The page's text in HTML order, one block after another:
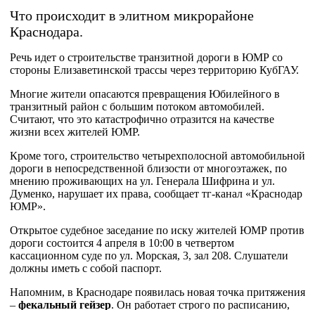
Что происходит в элитном микрорайоне
Краснодара.
Речь идет о строительстве транзитной дороги в ЮМР со
стороны Елизаветинской трассы через территорию КубГАУ.
Многие жители опасаются превращения Юбилейного в
транзитный район с большим потоком автомобилей.
Считают, что это катастрофично отразится на качестве
жизни всех жителей ЮМР.
Кроме того, строительство четырехполосной автомобильной
дороги в непосредственной близости от многоэтажек, по
мнению проживающих на ул. Генерала Шифрина и ул.
Думенко, нарушает их права, сообщает тг-канал «Краснодар
ЮМР».
Открытое судебное заседание по иску жителей ЮМР против
дороги состоится 4 апреля в 10:00 в четвертом
кассационном суде по ул. Морская, 3, зал 208. Слушатели
должны иметь с собой паспорт.
Напомним, в Краснодаре появилась новая точка притяжения
– фекальный гейзер. Он работает строго по расписанию,